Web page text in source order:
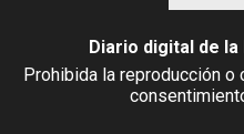
Diario digital de
Prohibida la reproducción